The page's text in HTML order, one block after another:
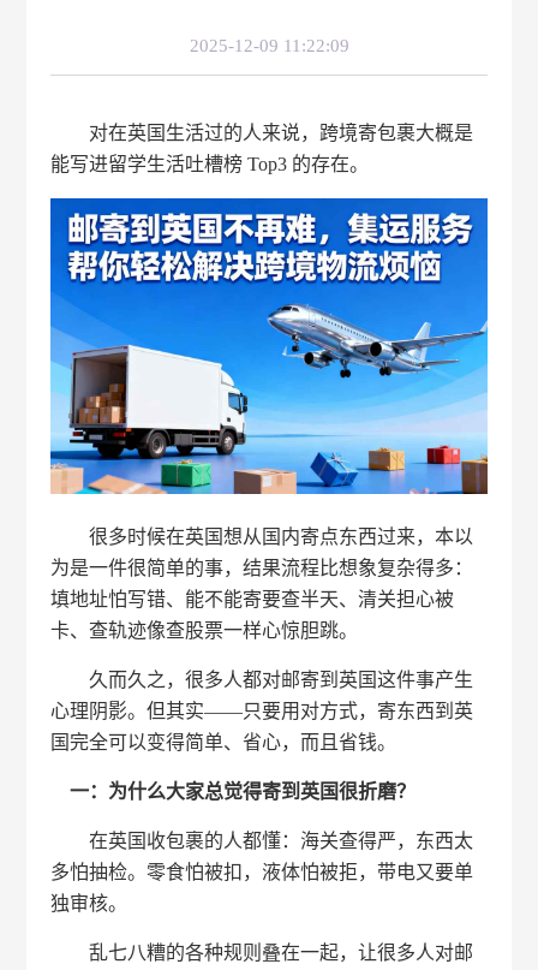
2025-12-09 11:22:09
对在英国生活过的人来说，跨境寄包裹大概是
能写进留学生活吐槽榜 Top3 的存在。
很多时候在英国想从国内寄点东西过来，本以
为是一件很简单的事，结果流程比想象复杂得多：
填地址怕写错、能不能寄要查半天、清关担心被
卡、查轨迹像查股票一样心惊胆跳。
久而久之，很多人都对邮寄到英国这件事产生
心理阴影。但其实——只要用对方式，寄东西到英
国完全可以变得简单、省心，而且省钱。
一：为什么大家总觉得寄到英国很折磨？
在英国收包裹的人都懂：海关查得严，东西太
多怕抽检。零食怕被扣，液体怕被拒，带电又要单
独审核。
乱七八糟的各种规则叠在一起，让很多人对邮